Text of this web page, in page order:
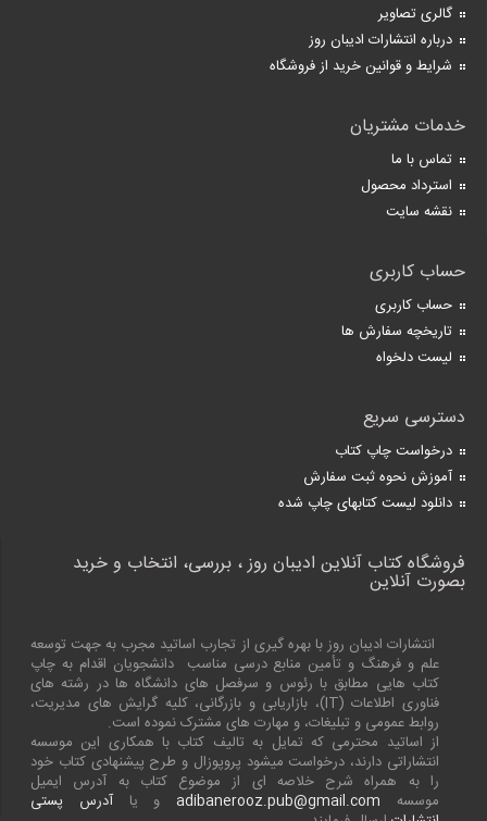
گالری تصاویر
درباره انتشارات ادیبان روز
شرایط و قوانین خرید از فروشگاه
خدمات مشتریان
تماس با ما
استرداد محصول
نقشه سایت
حساب کاربری
حساب کاربری
تاریخچه سفارش ها
لیست دلخواه
دسترسی سریع
درخواست چاپ کتاب
آموزش نحوه ثبت سفارش
دانلود لیست کتابهای چاپ شده
فروشگاه کتاب آنلاین ادیبان روز ، بررسی، انتخاب و خرید
بصورت آنلاین
انتشارات ادیبان روز با بهره گیری از تجارب اساتید مجرب به جهت توسعه
علم و فرهنگ و تأمین منابع درسی مناسب دانشجویان اقدام به چاپ
کتاب هایی مطابق با رئوس و سرفصل های دانشگاه ها در رشته های
فناوری اطلاعات (IT)، بازاریابی و بازرگانی، کلیه گرایش های مدیریت،
روابط عمومی و تبلیغات، و مهارت های مشترک نموده است.
از اساتید محترمی که تمایل به تالیف کتاب با همکاری این موسسه
انتشاراتی دارند، درخواست میشود پروپوزال و طرح پیشنهادی کتاب خود
را به همراه شرح خلاصه ای از موضوع کتاب به آدرس ایمیل
موسسه adibanerooz.pub@gmail.comو یاآدرس پستی